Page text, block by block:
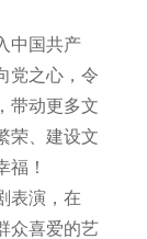
中国共产
党之心，令
带动更多文
荣、建设文
福！
表演，在
众喜爱的艺